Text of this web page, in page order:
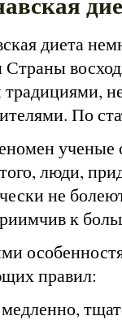
диета
По
ученые
люди,
не
к
правил: